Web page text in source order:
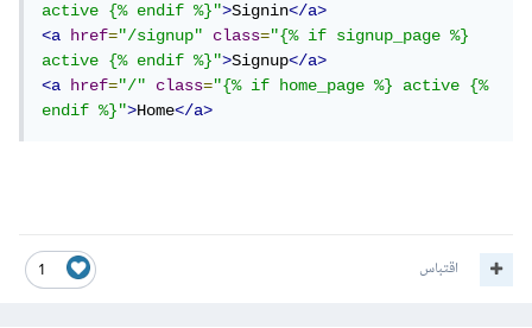
active {% endif %}">Signin</a>
<a
href="/signup" class="{% if signup_page %}
active {% endif %}">Signup</a>
<a
href="/" class="{% if home_page %} active {%
endif %}">Home</a>
1 اقتباس